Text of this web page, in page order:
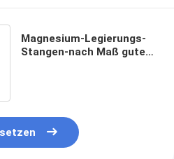
Magnesium-Legierungs-
Stangen-nach Maß gute